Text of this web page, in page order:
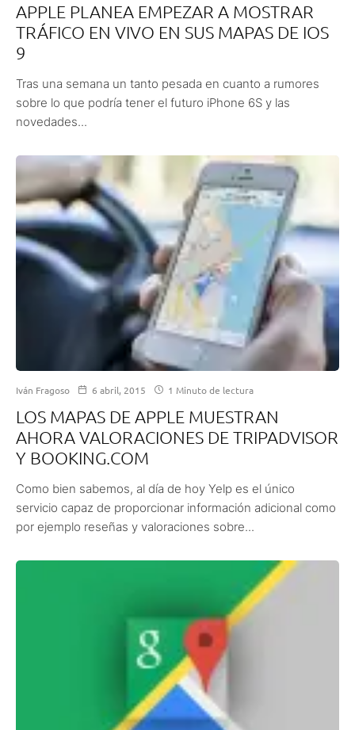
APPLE PLANEA EMPEZAR A MOSTRAR
TRÁFICO EN VIVO EN SUS MAPAS DE IOS
9
Tras una semana un tanto pesada en cuanto a rumores
sobre lo que podría tener el futuro iPhone 6S y las
novedades...
Iván Fragoso 6 abril, 2015 1 Minuto de lectura
LOS MAPAS DE APPLE MUESTRAN
AHORA VALORACIONES DE TRIPADVISOR
Y BOOKING.COM
Como bien sabemos, al día de hoy Yelp es el único
servicio capaz de proporcionar información adicional como
por ejemplo reseñas y valoraciones sobre...